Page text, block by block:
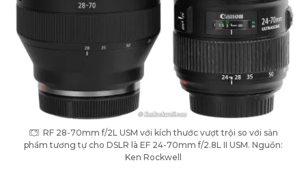
RF 28-70mm f/2L USM với kích thước vượt trội so với sản
phẩm tương tự cho DSLR là EF 24-70mm f/2.8L II USM. Nguồn:
Ken Rockwell